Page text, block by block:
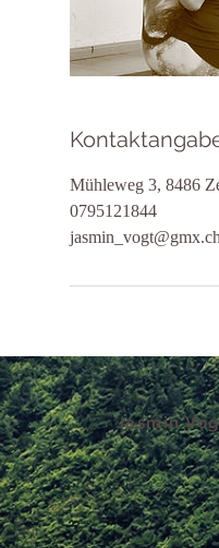
Mühleweg 3, 8486
0795121844
jasmin_vogt@gmx.ch
Jasmin